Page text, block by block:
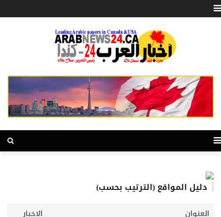
دليل المواقع (الترتيب بحسب)
العنوان
الاخبار